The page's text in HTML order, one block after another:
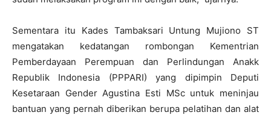
Sementara itu Kades Tambaksari Untung Mujiono ST
mengatakan kedatangan rombongan Kementrian
Pemberdayaan Perempuan dan Perlindungan Anakk
Republik Indonesia (PPPARI) yang dipimpin Deputi
Kesetaraan Gender Agustina Esti MSc untuk meninjau
bantuan yang pernah diberikan berupa pelatihan dan alat